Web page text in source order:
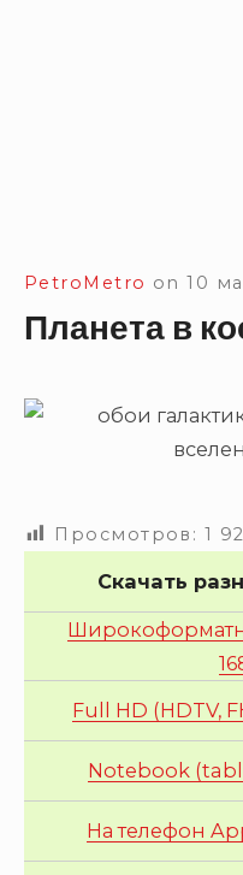
PetroMetro on 10
Планета в
Просмотров: 1
Скачать
Full HD (HDTV,
Notebook
На телефон